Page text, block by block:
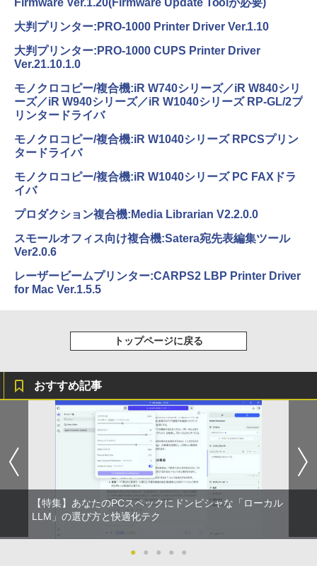
Firmware Ver.1.20(Firmware Update Toolが必要)
大判プリンター:PRO-1000 Printer Driver Ver.1.10
大判プリンター:PRO-1000 CUPS Printer Driver
Ver.21.10.1.0
モノクロコピー/複合機:iR W740シリーズ／iR W840シリ
ーズ／iR W940シリーズ／iR W1040シリーズ RP-GL/2プ
リンタードライバ
モノクロコピー/複合機:iR W1040シリーズ RPCSプリン
タードライバ
モノクロコピー/複合機:iR W1040シリーズ PC FAXドラ
イバ
プロダクション複合機:Media Librarian V2.2.0.0
スモールオフィス向け複合機:Satera宛先表編集ツール
Ver2.0.6
レーザービームプリンター:CARPS2 LBP Printer Driver
for Mac Ver.1.5.5
トップページに戻る
おすすめ記事
【特集】あなたのPCスペックにドンピシャな「ローカル
LLM」の選び方と快適化テク
● ● ● ● ●